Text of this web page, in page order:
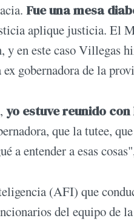
Fue una mesa
aplique justicia. El
y en este caso
gobernadora de la
yo estuve reunido
que la tutee,
a entender a esas
(AFI) que
del equipo de